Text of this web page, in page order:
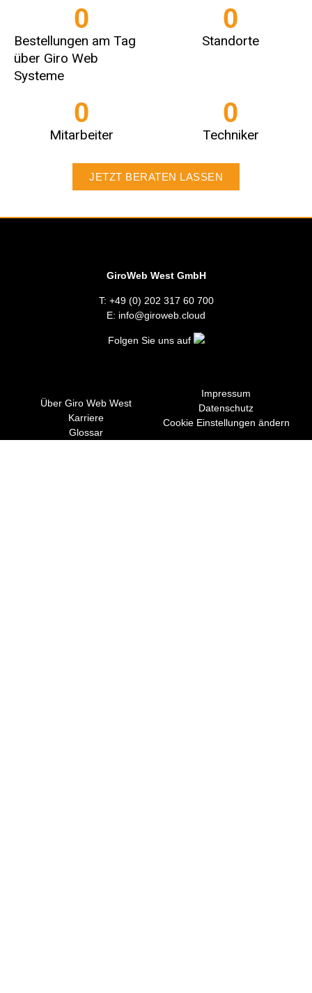
Bestellungen am Tag
über Giro Web
Systeme
0
Standorte
0
Mitarbeiter
0
Techniker
0
JETZT BERATEN LASSEN
GiroWeb West GmbH
T: +49 (0) 202 317 60 700
E: info@giroweb.cloud
Folgen Sie uns auf
Über Giro Web West
Karriere
Glossar
Impressum
Datenschutz
Cookie Einstellungen ändern